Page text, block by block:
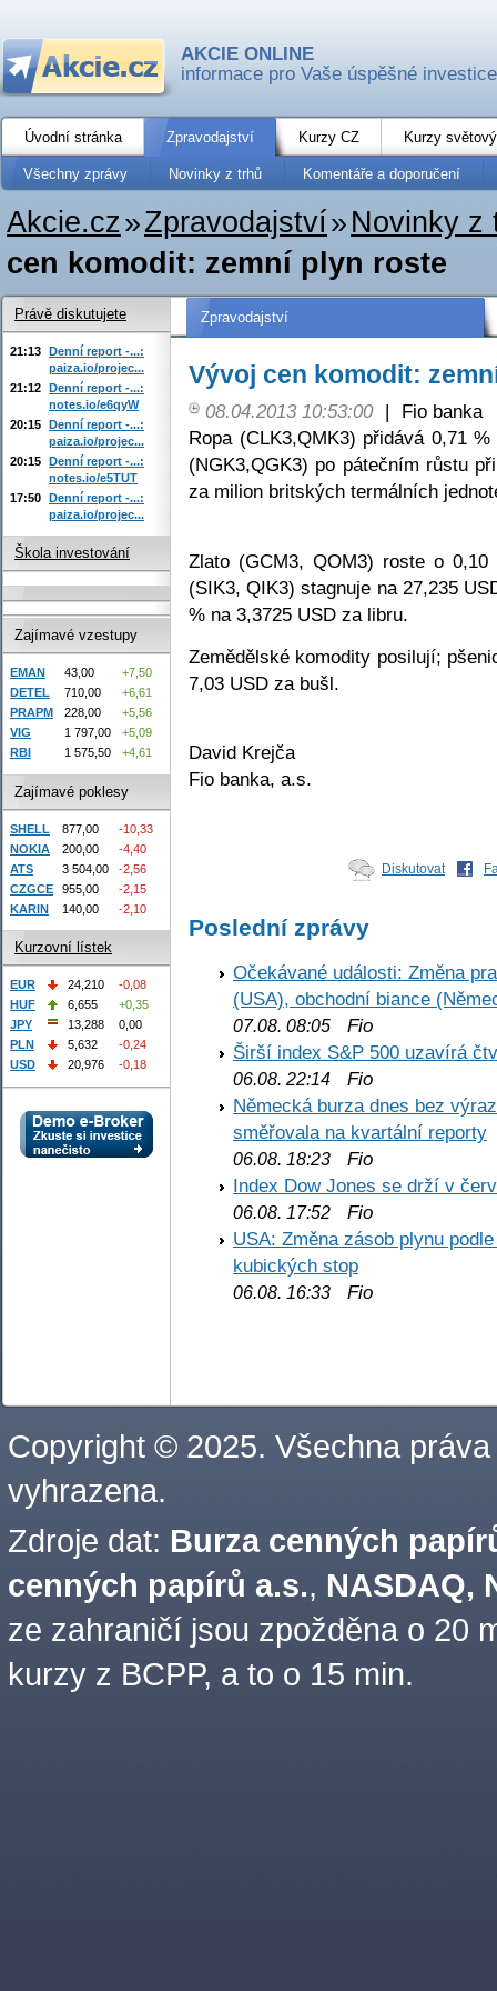
AKCIE ONLINE
informace pro Vaše úspěšné investice
Úvodní stránka Zpravodajství Kurzy CZ Kurzy
Všechny zprávy Novinky z trhů Komentáře a doporučení
Akcie.cz»Zpravodajství» Novinky z
cen komodit: zemní plyn roste
Zpravodajství
Vývoj cen komodit:
08.04.2013 10:53:00 |
Fio banka
Ropa (CLK3,QMK3) přidává 0,71
(NGK3,QGK3) po pátečním růstu
za milion britských termálních
Zlato (GCM3, QOM3) roste o
(SIK3, QIK3) stagnuje na 27,235
% na 3,3725 USD za libru.
Zemědělské komodity posilují;
7,03 USD za bušl.
David Krejča
Fio banka, a.s.
Diskutovat
Poslední zprávy
Očekávané události: Změna
(USA), obchodní biance
07.08. 08:05 Fio
Širší index S&P 500 uzavírá
06.08. 22:14 Fio
Německá burza dnes bez
směřovala na kvartální reporty
06.08. 18:23 Fio
Index Dow Jones se drží v
06.08. 17:52 Fio
USA: Změna zásob plynu
kubických stop
06.08. 16:33 Fio
Právě diskutujete
21:13 Denní report -...:
paiza.io/projec...
21:12 Denní report -...:
notes.io/e6qyW
20:15 Denní report -...:
paiza.io/projec...
20:15 Denní report -...:
notes.io/e5TUT
17:50 Denní report -...:
paiza.io/projec...
Škola investování
Zajímavé vzestupy
EMAN 43,00
+7,50
DETEL
710,00
+6,61
PRAPM
228,00
+5,56
VIG
1 797,00
+5,09
RBI
1 575,50 +4,61
Zajímavé poklesy
SHELL 877,00
-10,33
NOKIA
200,00
-4,40
ATS
3 504,00
-2,56
CZGCE
955,00
-2,15
KARIN
140,00 -2,10
Kurzovní lístek
EUR 24,210
-0,08
HUF
6,655
+0,35
JPY
13,288
0,00
PLN
5,632
-0,24
USD
20,976 -0,18
Copyright © 2025. Všechna práva
vyhrazena.
Zdroje dat: Burza cenných
cenných papírů a.s., NASDAQ,
ze zahraničí jsou zpožděna o 20
kurzy z BCPP, a to o 15 min.